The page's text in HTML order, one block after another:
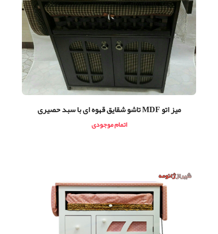
ميز اتو MDF تاشو شقایق قهوه ای با سبد حصیری
اتمام موجودی